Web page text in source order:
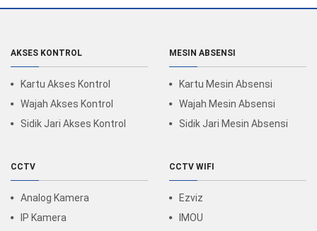
AKSES KONTROL
Kartu Akses Kontrol
Wajah Akses Kontrol
Sidik Jari Akses Kontrol
MESIN ABSENSI
Kartu Mesin Absensi
Wajah Mesin Absensi
Sidik Jari Mesin Absensi
CCTV
Analog Kamera
IP Kamera
CCTV WIFI
Ezviz
IMOU